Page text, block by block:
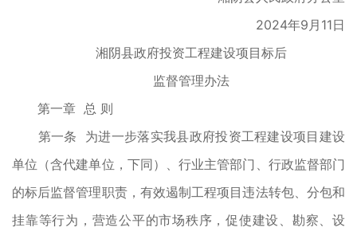
2024年9月11日
湘阴县政府投资工程建设项目标后
监督管理办法
第一章 总 则
第一条 为进一步落实我县政府投资工程建设项目建设
单位（含代建单位，下同）、行业主管部门、行政监督部门
的标后监督管理职责，有效遏制工程项目违法转包、分包和
挂靠等行为，营造公平的市场秩序，促使建设、勘察、设